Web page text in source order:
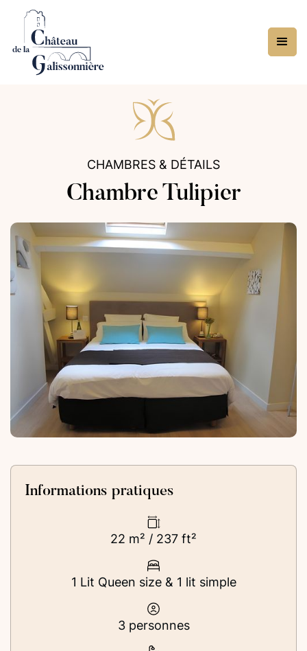
CHAMBRES & DÉTAILS
Chambre Tulipier
Informations pratiques
22 m² / 237 ft²
1 Lit Queen size & 1 lit simple
3 personnes